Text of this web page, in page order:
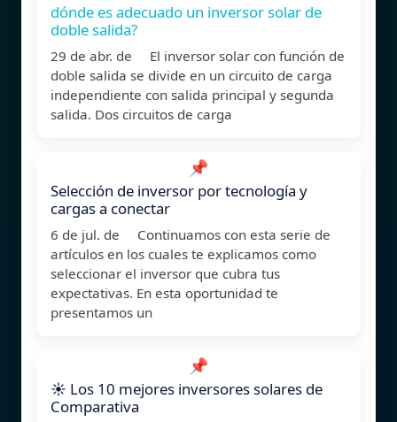
dónde es adecuado un inversor solar de
doble salida?
29 de abr. de El inversor solar con función de
doble salida se divide en un circuito de carga
independiente con salida principal y segunda
salida. Dos circuitos de carga
📌
Selección de inversor por tecnología y
cargas a conectar
6 de jul. de Continuamos con esta serie de
artículos en los cuales te explicamos como
seleccionar el inversor que cubra tus
expectativas. En esta oportunidad te
presentamos un
📌
☀️ Los 10 mejores inversores solares de
Comparativa